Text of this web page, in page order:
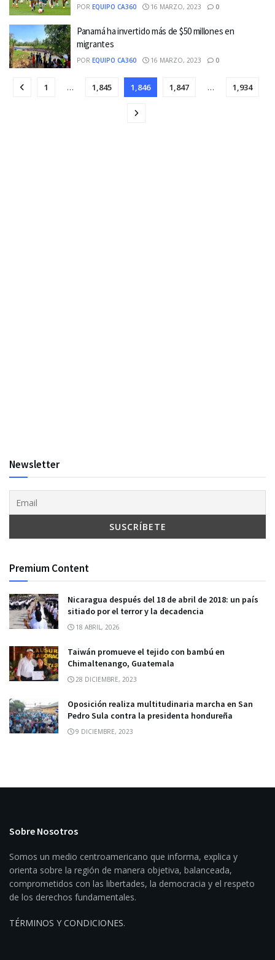
POR EQUIPO CA360 16 MARZO, 2023 0
Panamá ha invertido más de $50 millones en
migrantes
POR EQUIPO CA360 16 MARZO, 2023 0
1 … 1,845 1,846 1,847 … 1,934
Newsletter
Premium Content
Nicaragua después del 18 de abril de 2018: un país
sitiado por el terror y la decadencia
18 ABRIL, 2026
Taiwán promueve el tejido con bambú en
Chimaltenango, Guatemala
28 DICIEMBRE, 2023
Oposición realiza multitudinaria marcha en San
Pedro Sula contra la presidenta hondureña
9 DICIEMBRE, 2023
Sobre Nosotros
Somos un medio centroamericano que informa, explica y
orienta sobre la región de manera objetiva, balanceada,
comprometidos con las libertades, la democracia y el respeto
de los derechos fundamentales.
TÉRMINOS Y CONDICIONES.